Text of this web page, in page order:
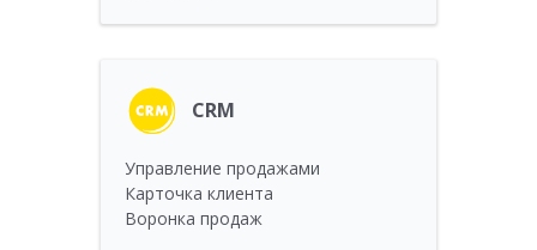
CRM
Управление продажами
Карточка клиента
Воронка продаж